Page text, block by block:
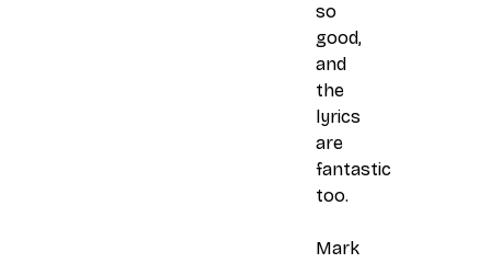
so
good,
and
the
lyrics
are
fantastic
too.
Mark